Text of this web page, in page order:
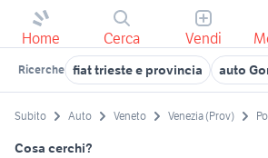
Home Cerca Vendi
Ricerche fiat trieste e provincia auto
Subito Auto Veneto Venezia (Prov)
Cosa cerchi?